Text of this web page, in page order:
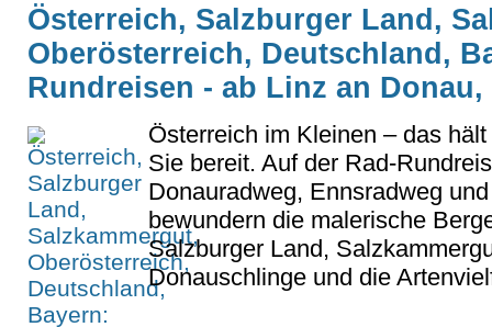
Österreich, Salzburger Land,
Oberösterreich, Deutschland,
Rundreisen - ab Linz an
Österreich im Kleinen – das
Sie bereit. Auf der Rad-
Donauradweg, Ennsradweg
bewundern die malerische
Salzburger Land,
Donauschlinge und die